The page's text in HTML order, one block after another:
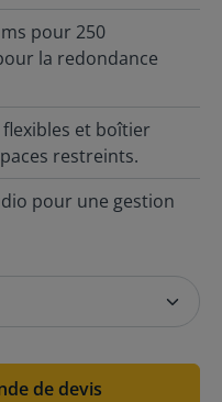
pour 250
la redondance
et boîtier
restreints.
pour une gestion
de devis